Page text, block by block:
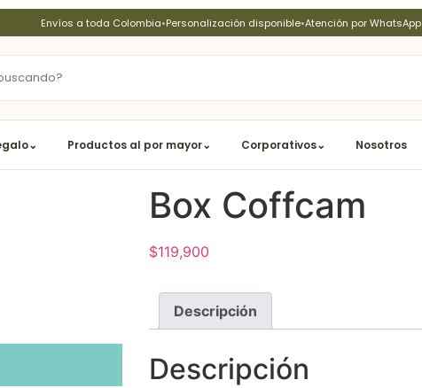
Envíos a toda Colombia•Personalización disponible•Atención por WhatsApp
⌄ Productos al por mayor⌄ Corporativos⌄ Nosotros
Box Coffcam
$119,900
Descripción
Descripción